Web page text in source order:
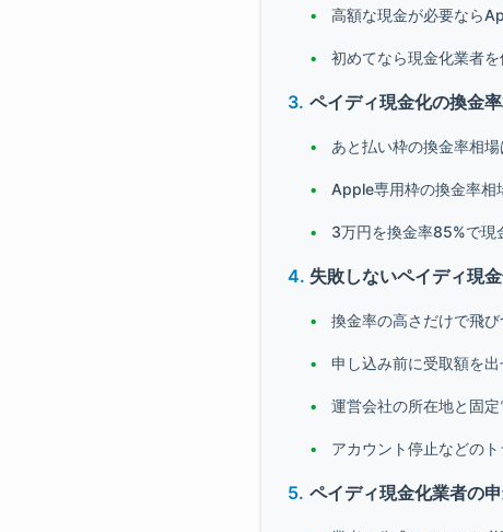
高額な現金が必要なら
初めてなら現金化業者
ペイディ現金化の換金
あと払い枠の換金率相
Apple専用枠の換金率
3万円を換金率85%で
失敗しないペイディ現
換金率の高さだけで飛
申し込み前に受取額を
運営会社の所在地と固
アカウント停止などの
ペイディ現金化業者の